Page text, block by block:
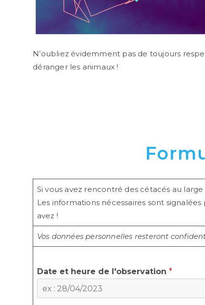
N’oubliez évidemment pas de toujours
déranger les animaux !
Si vous avez rencontré des cétacés au
Les informations nécessaires sont
avez !
Vos données personnelles resteront
Date et heure de l'observation *